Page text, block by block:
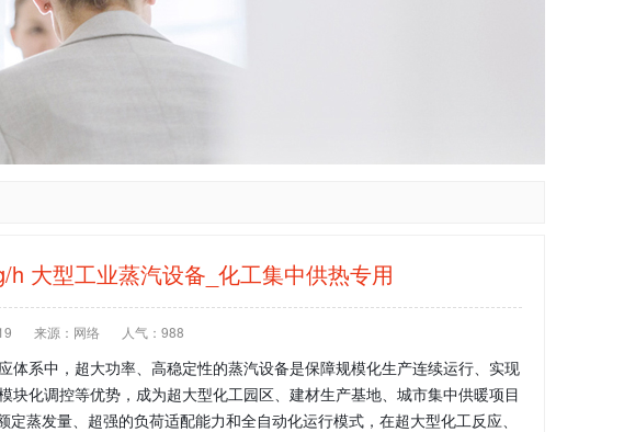
大型工业蒸汽设备_化工集中供热专用
来源：网络 人气： 988
系中，超大功率、高稳定性的蒸汽设备是保障规模化生产连续运行、实现
化调控等优势，成为超大型化工园区、建材生产基地、城市集中供暖项目
蒸发量、超强的负荷适配能力和全自动化运行模式，在超大型化工反应、